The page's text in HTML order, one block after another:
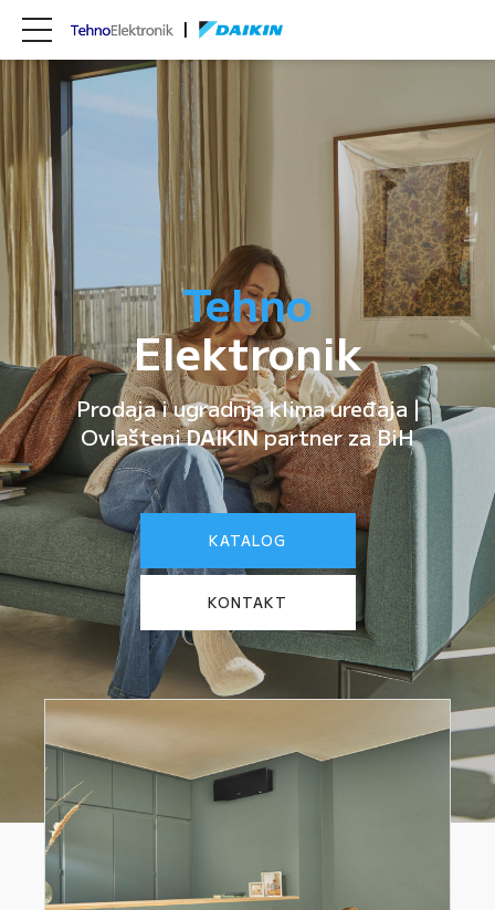
Tehno
Elektronik
Prodaja i ugradnja klima uređaja |
OvlašteniDAIKINpartner za BiH
KATALOG
KONTAKT